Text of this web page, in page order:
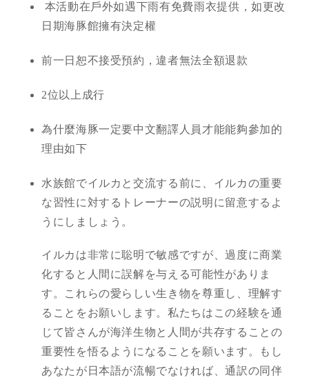
本活動在戶外如遇下雨有免費雨衣提供，如更改
日期海豚館擁有決定權
前一日恕不接受預約，違者無法全額退款
2位以上成行
為什麼海豚一定要中文翻譯人員才能能夠參加的
理由如下
水族館でイルカと交流する前に、イルカの重要
な習性に対するトレーナーの説明に留意するよ
うにしましょう。
イルカは非常に聡明で敏感ですが、過度に商業
化すると人間に誤解を与える可能性がありま
す。これらの愛らしい生き物を尊重し、理解す
ることをお願いします。私たちはこの経験を通
じて皆さんが海洋生物と人間が共存することの
重要性を悟るようになることを願います。もし
あなたが日本語が流暢でなければ、通訳の同伴